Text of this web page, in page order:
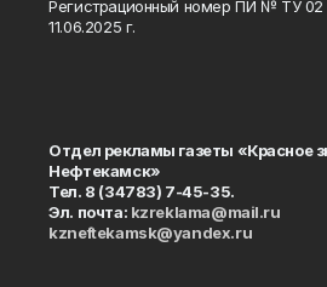
Регистрационный номер ПИ № ТУ 02
11.06.2025 г.
Отдел рекламы газеты «Красное
Нефтекамск»
Тел. 8 (34783) 7-45-35.
Эл. почта: kzreklama@mail.ru
kzneftekamsk@yandex.ru